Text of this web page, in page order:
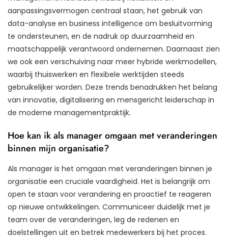
aanpassingsvermogen centraal staan, het gebruik van
data-analyse en business intelligence om besluitvorming
te ondersteunen, en de nadruk op duurzaamheid en
maatschappelijk verantwoord ondernemen. Daarnaast zien
we ook een verschuiving naar meer hybride werkmodellen,
waarbij thuiswerken en flexibele werktijden steeds
gebruikelijker worden. Deze trends benadrukken het belang
van innovatie, digitalisering en mensgericht leiderschap in
de moderne managementpraktijk.
Hoe kan ik als manager omgaan met veranderingen
binnen mijn organisatie?
Als manager is het omgaan met veranderingen binnen je
organisatie een cruciale vaardigheid. Het is belangrijk om
open te staan voor verandering en proactief te reageren
op nieuwe ontwikkelingen. Communiceer duidelijk met je
team over de veranderingen, leg de redenen en
doelstellingen uit en betrek medewerkers bij het proces.